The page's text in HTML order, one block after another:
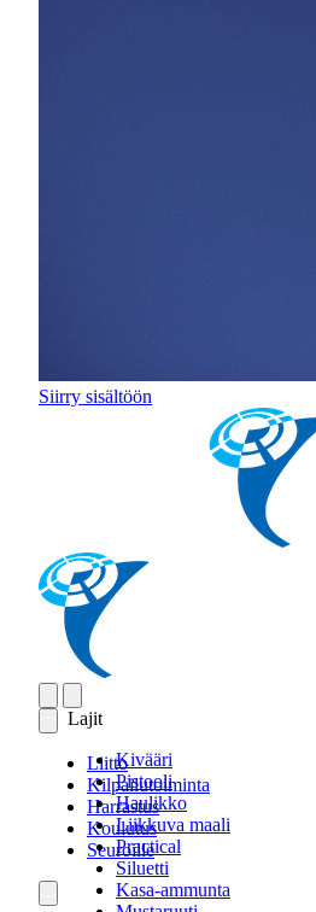
Siirry sisältöön
Lajit
Kivääri
Pistooli
Haulikko
Liikkuva maali
Practical
Siluetti
Kasa-ammunta
Liitto
Kilpailutoiminta
Harrastus
Koulutus
Seuroille